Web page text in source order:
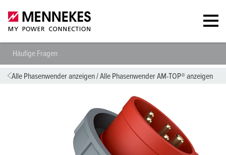
Häufige Fragen
Alle Phasenwender anzeigen/Alle Phasenwender AM-TOP® anzeigen